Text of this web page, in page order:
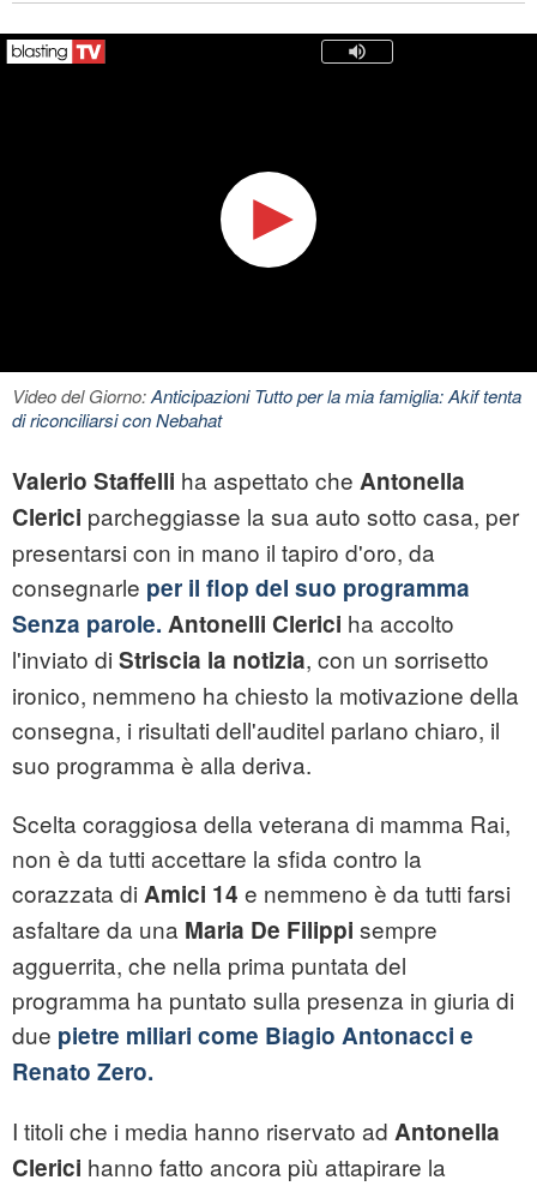
Video del Giorno:Anticipazioni Tutto per la mia famiglia: Akif tenta
di riconciliarsi con Nebahat
Valerio Staffelli ha aspettato che Antonella
Clerici parcheggiasse la sua auto sotto casa, per
presentarsi con in mano il tapiro d'oro, da
consegnarle per il flop del suo programma
Senza parole. Antonelli Clerici ha accolto
l'inviato di Striscia la notizia, con un sorrisetto
ironico, nemmeno ha chiesto la motivazione della
consegna, i risultati dell'auditel parlano chiaro, il
suo programma è alla deriva.
Scelta coraggiosa della veterana di mamma Rai,
non è da tutti accettare la sfida contro la
corazzata di Amici 14 e nemmeno è da tutti farsi
asfaltare da una Maria De Filippi sempre
agguerrita, che nella prima puntata del
programma ha puntato sulla presenza in giuria di
due pietre miliari come Biagio Antonacci e
Renato Zero.
I titoli che i media hanno riservato ad Antonella
Clerici hanno fatto ancora più attapirare la